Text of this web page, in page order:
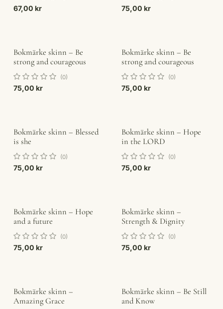
67,00 kr 75,00 kr
Bokmärke skinn – Be
strong and courageous
(0)
75,00 kr
Bokmärke skinn – Be
strong and courageous
(0)
75,00 kr
Bokmärke skinn – Blessed
is she
(0)
75,00 kr
Bokmärke skinn – Hope
in the LORD
(0)
75,00 kr
Bokmärke skinn – Hope
and a future
(0)
75,00 kr
Bokmärke skinn –
Strength & Dignity
(0)
75,00 kr
Bokmärke skinn –
Amazing Grace
Bokmärke skinn – Be Still
and Know